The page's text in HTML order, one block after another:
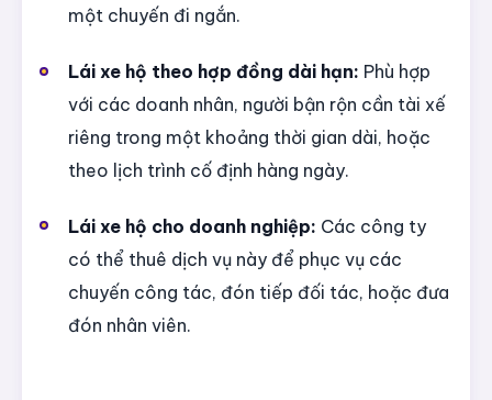
một chuyến đi ngắn.
Lái xe hộ theo hợp đồng dài hạn: Phù hợp
với các doanh nhân, người bận rộn cần tài xế
riêng trong một khoảng thời gian dài, hoặc
theo lịch trình cố định hàng ngày.
Lái xe hộ cho doanh nghiệp: Các công ty
có thể thuê dịch vụ này để phục vụ các
chuyến công tác, đón tiếp đối tác, hoặc đưa
đón nhân viên.